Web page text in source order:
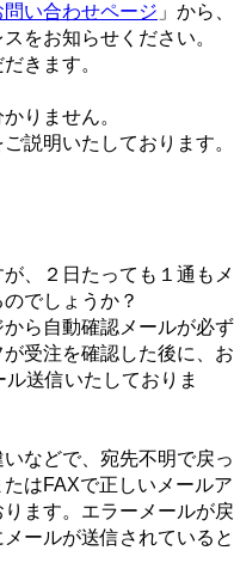
問い合わせページ 」から、
をお知らせください。
きます。
りません。
説明いたしております。
、２日たっても１通もメ
でしょうか？
ら自動確認メールが必ず
受注を確認した後に、お
送信いたしておりま
などで、宛先不明で戻っ
はFAXで正しいメールア
ます。エラーメールが戻
ールが送信されていると